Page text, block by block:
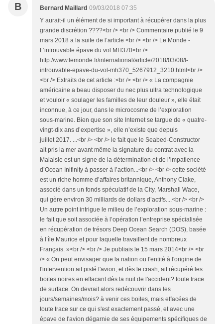
B Bernard Maillard 09/03/2018 07:35
Y aurait-il un élément de si important à récupérer dans la plus
grande discrétion ????<br /> <br /> Commentaire publié le 9
mars 2018 a la suite de l’article <br /> <br /> Le Monde -
L’introuvable épave du vol MH370<br />
http://www.lemonde.fr/international/article/2018/03/08/l-
introuvable-epave-du-vol-mh370_5267912_3210.html<br />
<br /> Extraits de cet article :<br /> <br /> « La compagnie
américaine a beau disposer du nec plus ultra technologique
et vouloir « soulager les familles de leur douleur », elle était
inconnue, à ce jour, dans le microcosme de l’exploration
sous-marine. Bien que son site Internet se targue de « quatre-
vingt-dix ans d’expertise », elle n’existe que depuis
juillet 2017. ...<br /> <br /> le fait que le Seabed-Constructor
ait pris la mer avant même la signature du contrat avec la
Malaisie est un signe de la détermination et de l’impatience
d’Ocean Inifinity à passer à l’action...<br /> <br /> cette société
est un riche homme d’affaires britannique, Anthony Clake,
associé dans un fonds spéculatif de la City, Marshall Wace,
qui gère environ 30 milliards de dollars d’actifs....<br /> <br />
Un autre point intrigue le milieu de l’exploration sous-marine :
le fait que soit associée à l’opération l’entreprise spécialisée
en récupération de trésors Deep Ocean Search (DOS), basée
à l’île Maurice et pour laquelle travaillent de nombreux
Français. »<br /> <br /> Je publiais le 15 mars 2014<br /> <br
/> « On peut envisager que la nation ou l'entité à l'origine de
l'intervention ait pisté l'avion, et dès le crash, ait récupéré les
boites noires en effacant dès la nuit de l'accident? toute trace
de surface. On devrait alors redécouvrir dans les
jours/semaines/mois? à venir ces boites, mais effacées de
toute trace sur ce qui s'est exactement passé, et avec une
épave de l'avion dégarnie de ses équipements spécifiques de